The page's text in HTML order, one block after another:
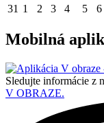
31 1 2 3 4 5 6
Mobilná
Sledujte informácie z
V OBRAZE.